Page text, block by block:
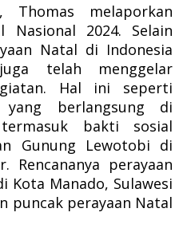
melaporkan
Nasional 2024. Selain
Natal di Indonesia
telah menggelar
Hal ini seperti
berlangsung di
bakti sosial
Gunung Lewotobi di
Rencananya perayaan
Kota Manado, Sulawesi
puncak perayaan Natal